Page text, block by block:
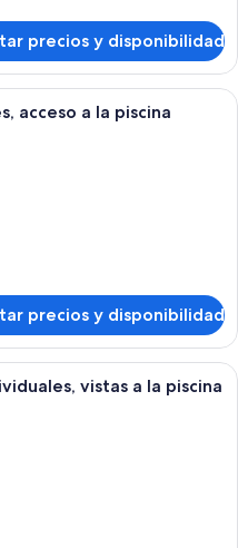
precios y disponibilidad
de hotel con una cama
acceso a la piscina
precios y disponibilidad
de hotel con dos camas,
vistas a la piscina